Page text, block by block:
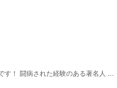
！ 闘病された経験のある著名人 ...